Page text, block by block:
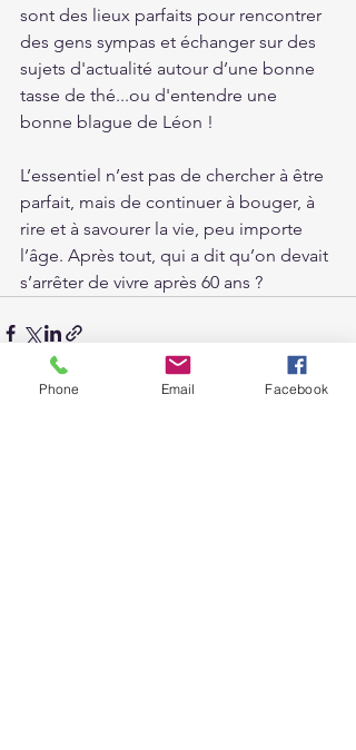
sont des lieux parfaits pour rencontrer
des gens sympas et échanger sur des
sujets d'actualité autour d’une bonne
tasse de thé...ou d'entendre une
bonne blague de Léon !
L’essentiel n’est pas de chercher à être
parfait, mais de continuer à bouger, à
rire et à savourer la vie, peu importe
l’âge. Après tout, qui a dit qu’on devait
s’arrêter de vivre après 60 ans ?
Phone Email Facebook